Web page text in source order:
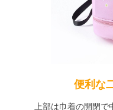
便利な
上部は巾着の開閉